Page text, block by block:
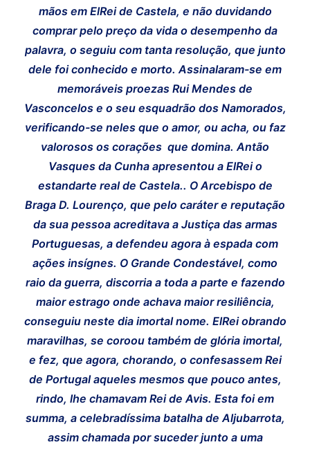
mãos em ElRei de Castela, e não duvidando
comprar pelo preço da vida o desempenho da
palavra, o seguiu com tanta resolução, que junto
dele foi conhecido e morto. Assinalaram-se em
memoráveis proezas Rui Mendes de
Vasconcelos e o seu esquadrão dos Namorados,
verificando-se neles que o amor, ou acha, ou faz
valorosos os corações que domina. Antão
Vasques da Cunha apresentou a ElRei o
estandarte real de Castela.. O Arcebispo de
Braga D. Lourenço, que pelo caráter e reputação
da sua pessoa acreditava a Justiça das armas
Portuguesas, a defendeu agora à espada com
ações insígnes. O Grande Condestável, como
raio da guerra, discorria a toda a parte e fazendo
maior estrago onde achava maior resiliência,
conseguiu neste dia imortal nome. ElRei obrando
maravilhas, se coroou também de glória imortal,
e fez, que agora, chorando, o confesassem Rei
de Portugal aqueles mesmos que pouco antes,
rindo, lhe chamavam Rei de Avis. Esta foi em
summa, a celebradíssima batalha de Aljubarrota,
assim chamada por suceder junto a uma